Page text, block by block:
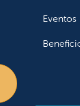
Eventos